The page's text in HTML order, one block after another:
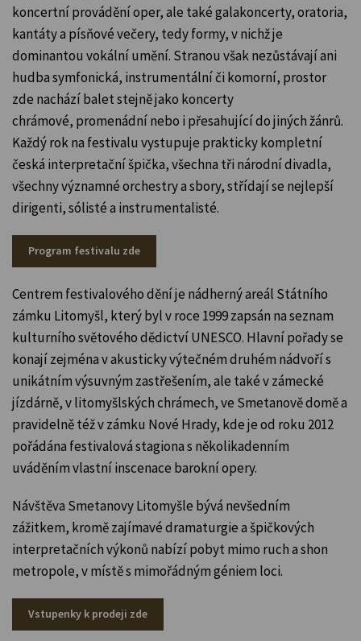
koncertní provádění oper, ale také galakoncerty, oratoria,
kantáty a písňové večery, tedy formy, v nichž je
dominantou vokální umění. Stranou však nezůstávají ani
hudba symfonická, instrumentální či komorní, prostor
zde nachází balet stejně jako koncerty
chrámové, promenádní nebo i přesahující do jiných žánrů.
Každý rok na festivalu vystupuje prakticky kompletní
česká interpretační špička, všechna tři národní divadla,
všechny významné orchestry a sbory, střídají se nejlepší
dirigenti, sólisté a instrumentalisté.
Program festivalu zde
Centrem festivalového dění je nádherný areál Státního
zámku Litomyšl, který byl v roce 1999 zapsán na seznam
kulturního světového dědictví UNESCO. Hlavní pořady se
konají zejména v akusticky výtečném druhém nádvoří s
unikátním výsuvným zastřešením, ale také v zámecké
jízdárně, v litomyšlských chrámech, ve Smetanově domě a
pravidelně též v zámku Nové Hrady, kde je od roku 2012
pořádána festivalová stagiona s několikadenním
uváděním vlastní inscenace barokní opery.
Návštěva Smetanovy Litomyšle bývá nevšedním
zážitkem, kromě zajímavé dramaturgie a špičkových
interpretačních výkonů nabízí pobyt mimo ruch a shon
metropole, v místě s mimořádným géniem loci.
Vstupenky k prodeji zde